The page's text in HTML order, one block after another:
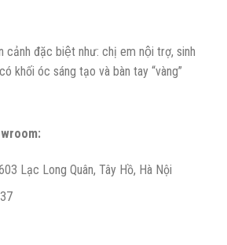
cảnh đặc biệt như: chị em nội trợ, sinh
khối óc sáng tạo và bàn tay “vàng”
Lạc Long Quân, Tây Hồ, Hà Nội